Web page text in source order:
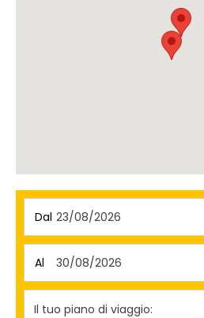
Dal 23/08/2026
Al 30/08/2026
Il tuo piano di viaggio: